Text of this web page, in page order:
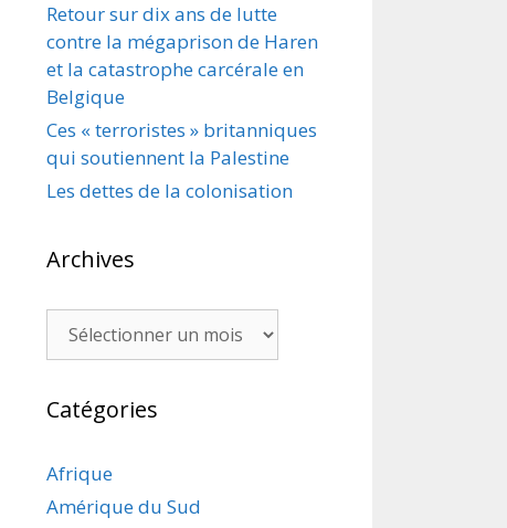
Retour sur dix ans de lutte
contre la mégaprison de Haren
et la catastrophe carcérale en
Belgique
Ces « terroristes » britanniques
qui soutiennent la Palestine
Les dettes de la colonisation
Archives
Archives
Catégories
Afrique
Amérique du Sud